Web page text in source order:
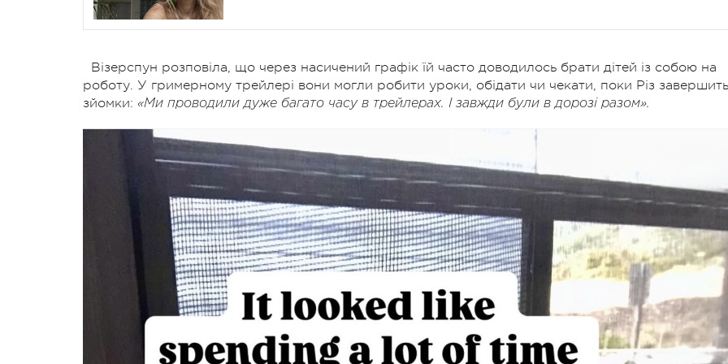
Візерспун розповіла, що через насичений графік їй часто доводилось брати дітей із собою на
роботу. У гримерному трейлері вони могли робити уроки, обідати чи чекати, поки Різ завершить
зйомки: «Ми проводили дуже багато часу в трейлерах. І завжди були в дорозі разом».